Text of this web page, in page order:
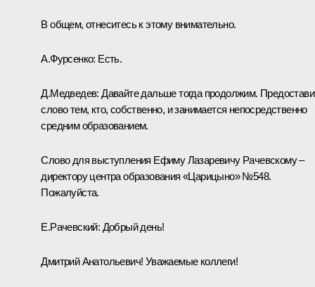
В общем, отнеситесь к этому внимательно.
А.Фурсенко: Есть.
Д.Медведев:Давайте дальше тогда продолжим.
слово тем, кто, собственно, и занимается непосредственно
средним образованием.
Слово для выступления Ефиму Лазаревичу Рачевскому –
директору центра образования «Царицыно» №548.
Пожалуйста.
Е.Рачевский: Добрый день!
Дмитрий Анатольевич! Уважаемые коллеги!